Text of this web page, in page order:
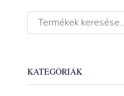
Keresés a következőre:
KATEGÓRIÁK